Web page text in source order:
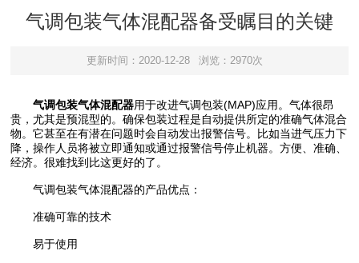
气调包装气体混配器备受瞩目的关键
更新时间：2020-12-28 浏览：2970次
气调包装气体混配器用于改进气调包装(MAP)应用。气体很昂
贵，尤其是预混型的。确保包装过程是自动提供所定的准确气体混合
物。它甚至在有潜在问题时会自动发出报警信号。比如当进气压力下
降，操作人员将被立即通知或通过报警信号停止机器。方便、准确、
经济。很难找到比这更好的了。
气调包装气体混配器的产品优点：
准确可靠的技术
易于使用